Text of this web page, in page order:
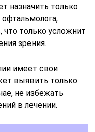
назначить только
только усложнит
зрения.
имеет свои
выявить только
не избежать
в лечении.